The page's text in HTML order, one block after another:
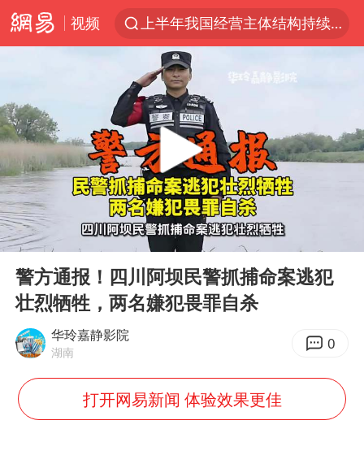
视频
上半年我国经营主体结构持续优化
上海有出现龙卷潜势
白海豚逼近浙闽沿海
上门女婿出轨女邻居多年被判重婚罪
王传君 《披荆斩棘》
2025年小学教师减少13.19万
Play
警方通报！四川阿坝民警抓捕命案逃犯
壮烈牺牲，两名嫌犯畏罪自杀
华玲嘉静影院
湖南 0
打开网易新闻 体验效果更佳